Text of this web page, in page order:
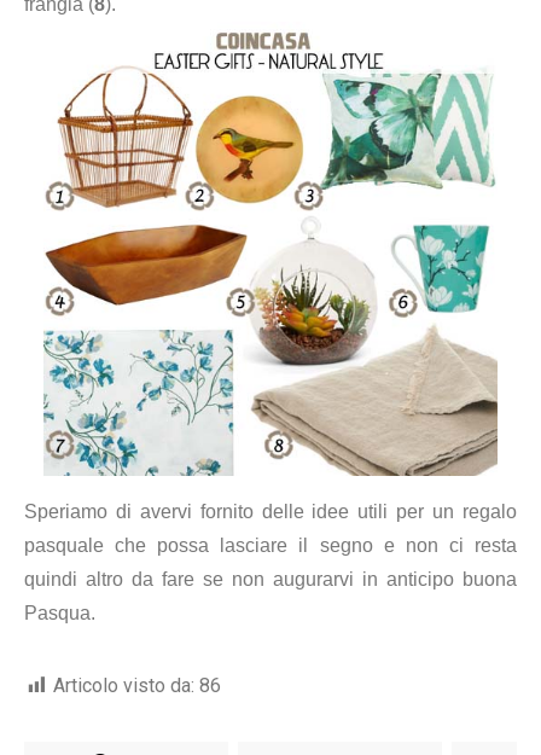
frangia (8).
Speriamo di avervi fornito delle idee utili per un regalo
pasquale che possa lasciare il segno e non ci resta
quindi altro da fare se non augurarvi in anticipo buona
Pasqua.
Articolo visto da: 86